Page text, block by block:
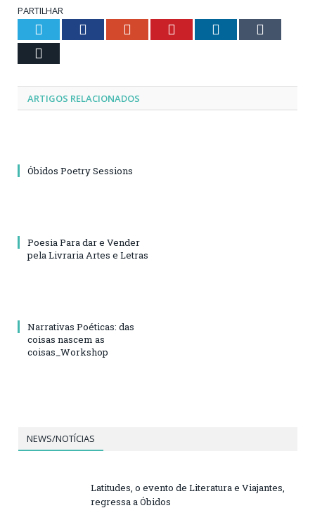
PARTILHAR
Twitter Facebook Google+ Pinterest LinkedIn
ARTIGOS RELACIONADOS
Óbidos Poetry Sessions
Poesia Para dar e Vender
pela Livraria Artes e Letras
Narrativas Poéticas: das
coisas nascem as
coisas_Workshop
NEWS/NOTÍCIAS
Latitudes, o evento de Literatura e Viajantes,
regressa a Óbidos